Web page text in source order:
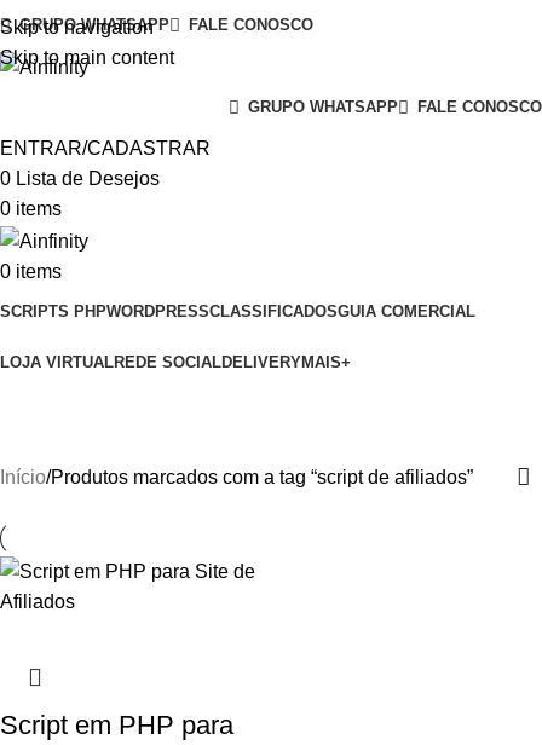
Skip to navigation
Skip to main content
GRUPO WHATSAPP FALE CONOSCO
GRUPO WHATSAPP FALE CONOSCO
ENTRAR/CADASTRAR
0 Lista de Desejos
0 items
0 items
SCRIPTS PHPWORDPRESSCLASSIFICADOSGUIA COMERCIAL
LOJA VIRTUALREDE SOCIALDELIVERYMAIS+
Início Produtos marcados com a tag “script de afiliados”
Script em PHP para